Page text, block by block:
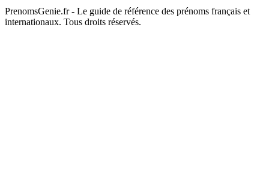
PrenomsGenie.fr - Le guide de référence des prénoms français et
internationaux. Tous droits réservés.